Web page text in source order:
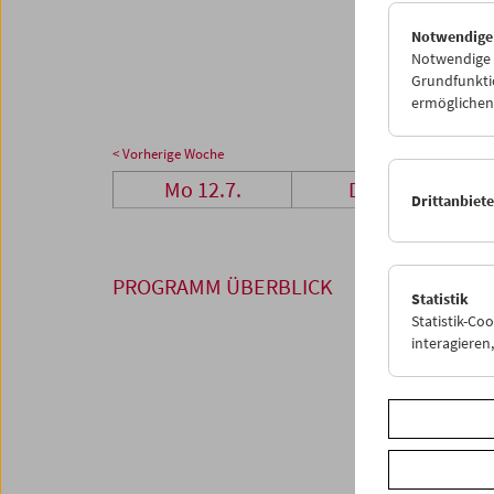
02
< Vorherige Woche
Mo 12.7. Di 13.7.
PROGRAMM ÜBERBLICK
Notwendige
Statistik
Statistik-